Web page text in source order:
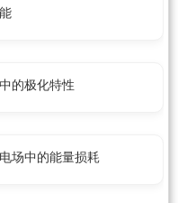
的极化特性
场中的能量损耗